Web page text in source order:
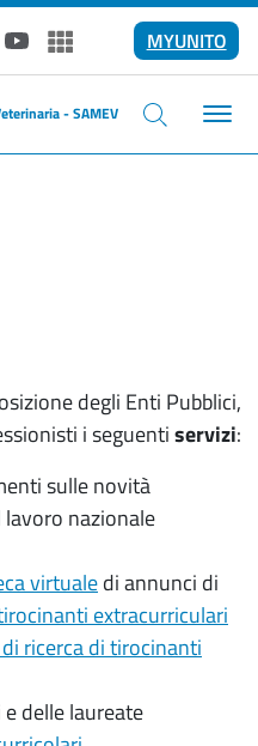
Altri social
MYUNITO
- SAMEV
degli Enti Pubblici,
i seguentiservizi:
sulle novità
nazionale
virtualedi annunci di
extracurriculari
ricerca di tirocinanti
e delle laureate